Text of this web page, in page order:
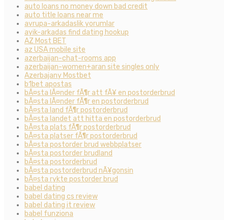
auto loans no money down bad credit
auto title loans near me
avrupa-arkadaslik yorumlar
ayik-arkadas find dating hookup
AZ Most BET
az USA mobile site
azerbaijan-chat-rooms app
azerbaijan-women+aran site singles only
Azerbajany Mostbet
b1bet apostas
bÃ¤sta lÃ¤nder fÃ¶r att fÃ¥ en postorderbrud
bÃ¤sta lÃ¤nder fÃ¶r en postorderbrud
bÃ¤sta land fÃ¶r postorderbrud
bÃ¤sta landet att hitta en postorderbrud
bÃ¤sta plats fÃ¶r postorderbrud
bÃ¤sta platser fÃ¶r postorderbrud
bÃ¤sta postorder brud webbplatser
bÃ¤sta postorder brudland
bÃ¤sta postorderbrud
bÃ¤sta postorderbrud nÃ¥gonsin
bÃ¤sta rykte postorder brud
babel dating
babel dating cs review
babel dating it review
babel funziona